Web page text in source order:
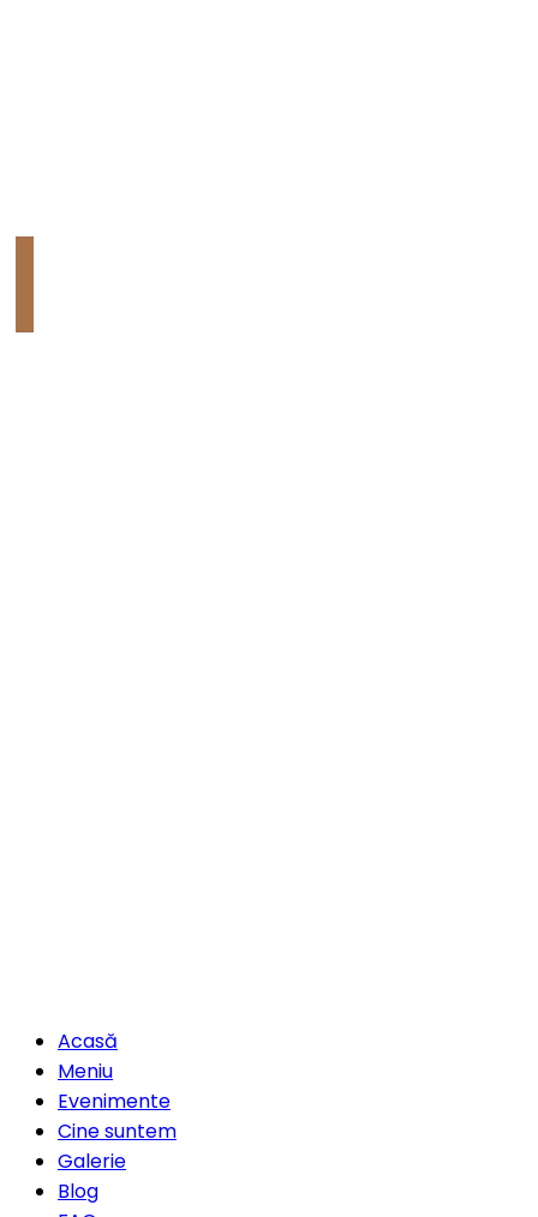
Acasă
Meniu
Evenimente
Cine suntem
Galerie
Blog